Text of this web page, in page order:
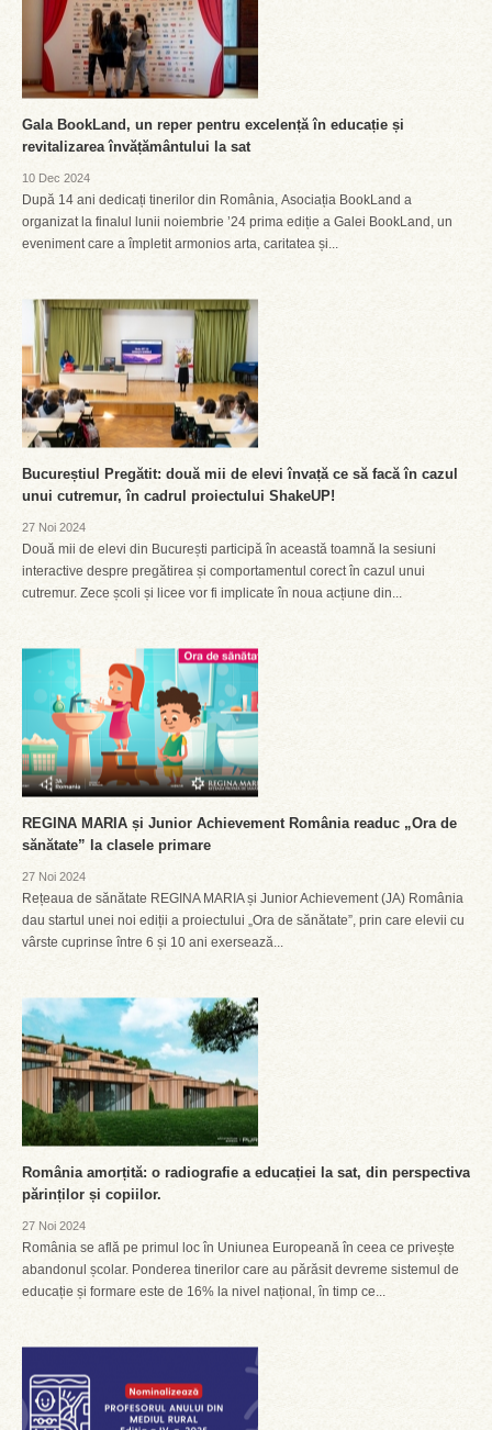
Gala BookLand, un reper pentru excelență în educație și
revitalizarea învățământului la sat
10 Dec 2024
După 14 ani dedicați tinerilor din România, Asociația BookLand a
organizat la finalul lunii noiembrie ’24 prima ediție a Galei BookLand, un
eveniment care a împletit armonios arta, caritatea și...
Bucureștiul Pregătit: două mii de elevi învață ce să facă în cazul
unui cutremur, în cadrul proiectului ShakeUP!
27 Noi 2024
Două mii de elevi din București participă în această toamnă la sesiuni
interactive despre pregătirea și comportamentul corect în cazul unui
cutremur. Zece școli și licee vor fi implicate în noua acțiune din...
REGINA MARIA și Junior Achievement România readuc „Ora de
sănătate” la clasele primare
27 Noi 2024
Rețeaua de sănătate REGINA MARIA și Junior Achievement (JA) România
dau startul unei noi ediții a proiectului „Ora de sănătate”, prin care elevii cu
vârste cuprinse între 6 și 10 ani exersează...
România amorțită: o radiografie a educației la sat, din perspectiva
părinților și copiilor.
27 Noi 2024
România se află pe primul loc în Uniunea Europeană în ceea ce privește
abandonul școlar. Ponderea tinerilor care au părăsit devreme sistemul de
educație și formare este de 16% la nivel național, în timp ce...